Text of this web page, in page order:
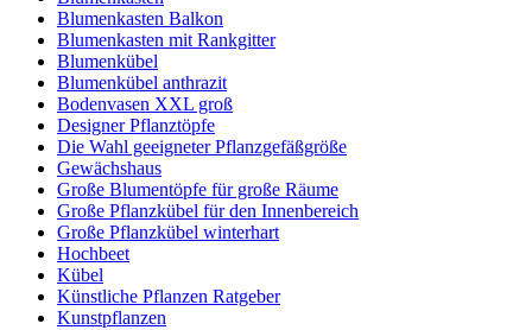
Blumenkasten Balkon
Blumenkasten mit Rankgitter
Blumenkübel
Blumenkübel anthrazit
Bodenvasen XXL groß
Designer Pflanztöpfe
Die Wahl geeigneter Pflanzgefäßgröße
Gewächshaus
Große Blumentöpfe für große Räume
Große Pflanzkübel für den Innenbereich
Große Pflanzkübel winterhart
Hochbeet
Kübel
Künstliche Pflanzen Ratgeber
Kunstpflanzen